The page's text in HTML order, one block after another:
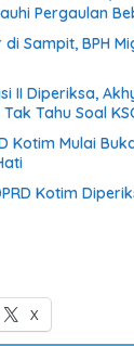
Pergaulan
di Sampit, BPH
II Diperiksa,
Tahu Soal
Kotim Mulai
Kotim
X